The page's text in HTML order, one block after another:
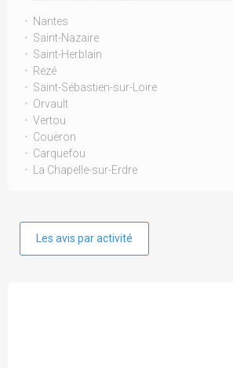
Nantes
Saint-Nazaire
Saint-Herblain
Rezé
Saint-Sébastien-sur-Loire
Orvault
Vertou
Couëron
Carquefou
La Chapelle-sur-Erdre
Les avis par activité